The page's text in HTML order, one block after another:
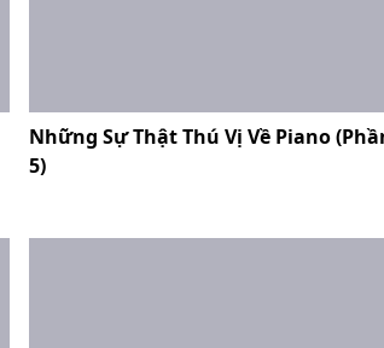
Những Sự Thật Thú Vị Về Piano
5)